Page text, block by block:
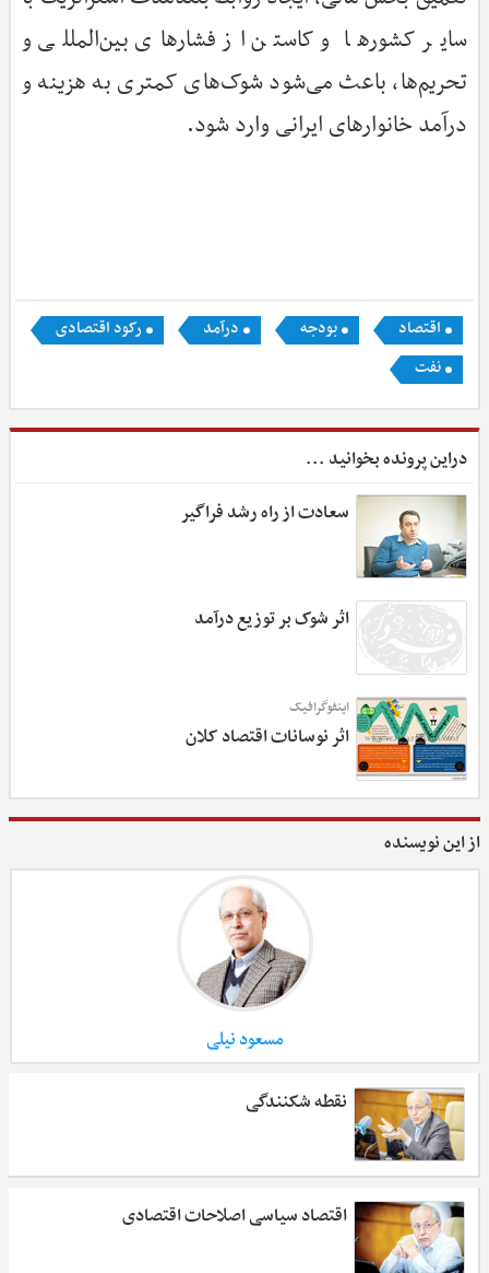
سایر کشورها و کاستن از فشارهای بین‌المللی و
تحریم‌ها، باعث می‌شود شوک‌های کمتری به هزینه و
درآمد خانوارهای ایرانی وارد شود.
اقتصاد بودجه درآمد
رکود اقتصادی
نفت
دراین پرونده بخوانید ...
سعادت از راه رشد فراگیر
اثر شوک بر توزیع درآمد
اینفوگرافیک
اثر نوسانات اقتصاد کلان
از این نویسنده
مسعود نیلی
نقطه شکنندگی
اقتصاد سیاسی اصلاحات اقتصادی